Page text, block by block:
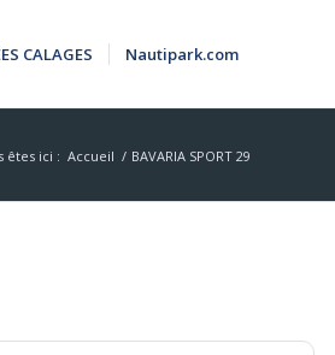
CALAGES Nautipark.com
êtes ici : Accueil / BAVARIA SPORT 29